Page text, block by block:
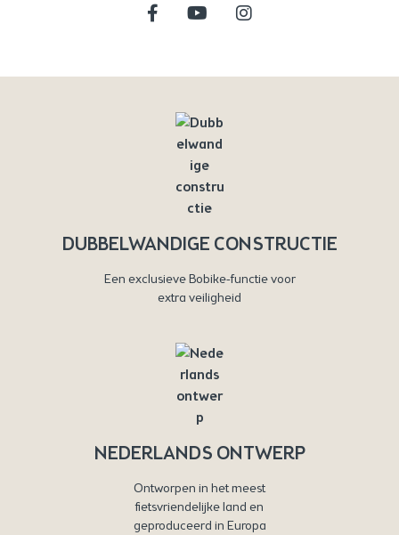
DUBBELWANDIGE CONSTRUCTIE
Een exclusieve Bobike-functie voor
extra veiligheid
NEDERLANDS ONTWERP
Ontworpen in het meest
fietsvriendelijke land en
geproduceerd in Europa